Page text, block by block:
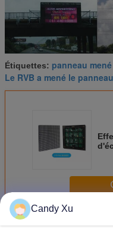
Étiquettes: panneau mené
Le RVB a mené le panneau
PlusLe RVB a mené
Candy Xu